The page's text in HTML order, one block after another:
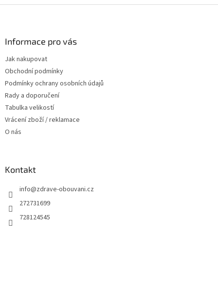
Informace pro vás
Jak nakupovat
Obchodní podmínky
Podmínky ochrany osobních údajů
Rady a doporučení
Tabulka velikostí
Vrácení zboží / reklamace
O nás
Kontakt
info@zdrave-obouvani.cz
272731699
728124545